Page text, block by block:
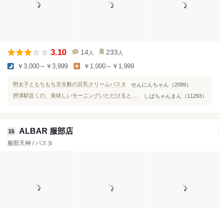
3.10 14 人 233 人
￥3,000～￥3,999 ￥1,000～￥1,999
明太子ともちもち京生麩の豆乳クリームパスタ
せんにんちゃん（2099）
しばちゃんまん（11293）
15 ALBAR 服部店
服部天神 / パスタ